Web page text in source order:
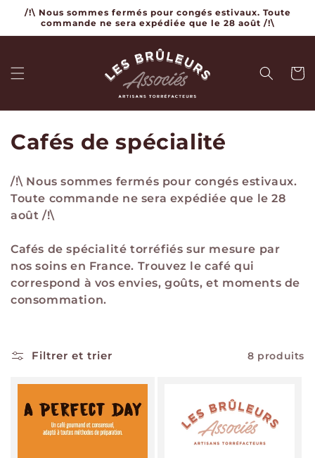
passer
/!\ Nous sommes fermés pour congés estivaux. Toute
commande ne sera expédiée que le 28 août /!\
Panier
C
o
l
l
e
c
t
o
n
Cafés de spécialité
/!\ Nous sommes fermés pour congés estivaux.
Toute commande ne sera expédiée que le 28
août /!\
Cafés de spécialité torréfiés sur mesure par
nos soins en France. Trouvez le café qui
correspond à vos envies, goûts, et moments de
consommation.
Filtrer et trier 8 produits